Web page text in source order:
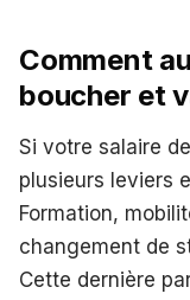
Comment
boucher et
Si votre salaire
plusieurs leviers
Formation,
changement de
Cette dernière